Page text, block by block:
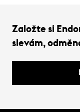
Založte si
slevám,